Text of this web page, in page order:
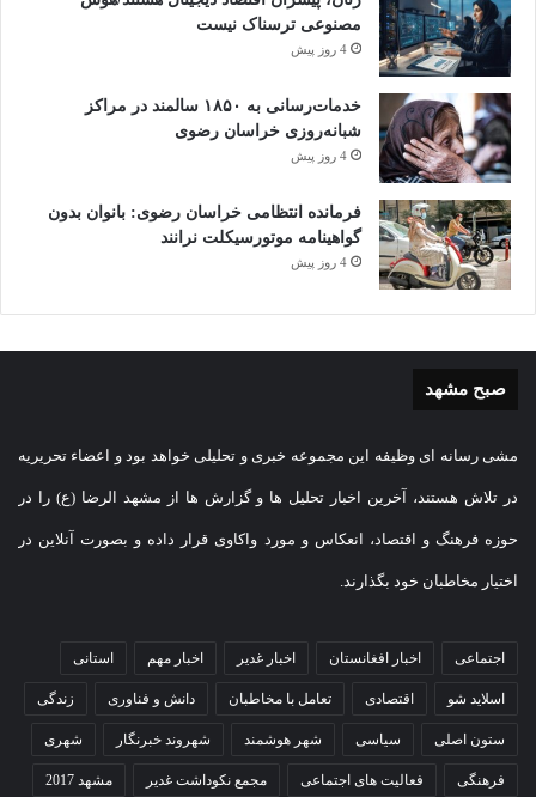
gr
a
m
ts
A
pp
tF
en
dl
y
Li
nk
bo
tte
ky
pe
e
C
ha
t
ش
ک
ار
ی
زن مشهدی
مصنوعی ترسناک نیست
4 روز پیش
خدمات‌رسانی به ۱۸۵۰ سالمند در مراکز
شبانه‌روزی خراسان رضوی
4 روز پیش
فرمانده انتظامی خراسان رضوی: بانوان بدون
گواهینامه موتورسیکلت نرانند
4 روز پیش
صبح مشهد
مشی رسانه ای وظیفه این مجموعه خبری و تحلیلی خواهد بود و اعضاء تحریریه
در تلاش هستند، آخرین اخبار تحلیل ها و گزارش ها از مشهد الرضا (ع) را در
حوزه فرهنگ و اقتصاد، انعکاس و مورد واکاوی قرار داده و بصورت آنلاین در
اختیار مخاطبان خود بگذارند.
اجتماعی اخبار افغانستان اخبار غدیر اخبار مهم استانی
اسلاید شو اقتصادی تعامل با مخاطبان دانش و فناوری زندگی
ستون اصلی سیاسی شهر هوشمند شهروند خبرنگار شهری
فرهنگی فعالیت های اجتماعی مجمع نکوداشت غدیر مشهد 2017